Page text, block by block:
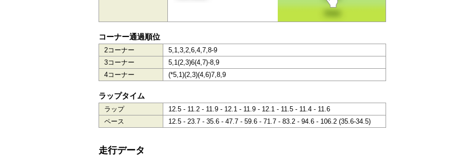
コーナー通過順位
2コーナー
5,1,3,2,6,4,7,8-9
3コーナー
5,1(2,3)6(4,7)-8,9
4コーナー
(*5,1)(2,3)(4,6)7,8,9
ラップタイム
ラップ
12.5 - 11.2 - 11.9 - 12.1 - 11.9 - 12.1 - 11.5 - 11.4 - 11.6
ペース
12.5 - 23.7 - 35.6 - 47.7 - 59.6 - 71.7 - 83.2 - 94.6 - 106.2 (35.6-34.5)
走行データ